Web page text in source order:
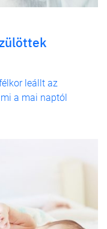
leállt az
a mai naptól